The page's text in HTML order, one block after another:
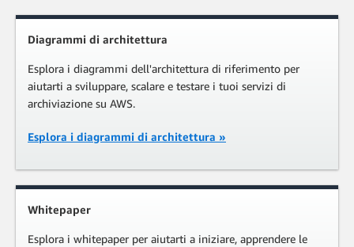
Diagrammi di architettura
Esplora i diagrammi dell'architettura di riferimento per
aiutarti a sviluppare, scalare e testare i tuoi servizi di
archiviazione su AWS.
Esplora i diagrammi di architettura »
Whitepaper
Esplora i whitepaper per aiutarti a iniziare, apprendere le